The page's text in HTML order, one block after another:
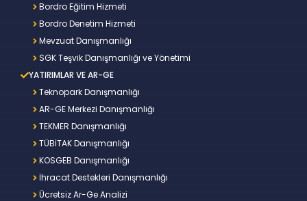
Bordro Eğitim Hizmeti
Bordro Denetim Hizmeti
Mevzuat Danışmanlığı
SGK Teşvik Danışmanlığı ve Yönetimi
YATIRIMLAR VE AR-GE
Teknopark Danışmanlığı
AR-GE Merkezi Danışmanlığı
TEKMER Danışmanlığı
TÜBİTAK Danışmanlığı
KOSGEB Danışmanlığı
İhracat Destekleri Danışmanlığı
Ücretsiz Ar-Ge Analizi